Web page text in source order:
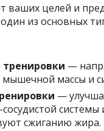
ваших целей и
из основных
—
мышечной массы и
—
системы
сжиганию жира.